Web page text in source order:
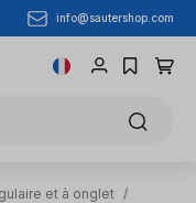
info@sautershop.com
et à onglet
/